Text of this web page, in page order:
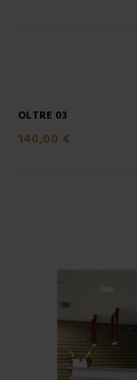
OLTRE 03
140,00 €